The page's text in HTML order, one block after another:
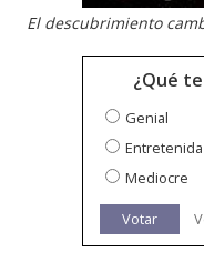
El descubrimiento
¿Qué
Genial
Entretenida
Mediocre
Votar